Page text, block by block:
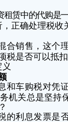
租赁中的代购是
正确处理税收
合销售，这个
税是否可以抵
和车购税对凭
机关总是坚持
的利息发票是